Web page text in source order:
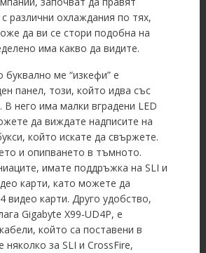
различни охлаждания по тях,
да ви се стори подобна на
има какво да видите.
ме “изкефи” е
панел, този, който идва със
В него има малки вградени LED
да виждате надписите на
който искате да свържете.
и опипването в тъмното.
имате поддръжка на SLI и
карти, като можете да
видео карти. Друго удобство,
Gigabyte X99-UD4P, е
който са поставени в
няколко за SLI и CrossFire,